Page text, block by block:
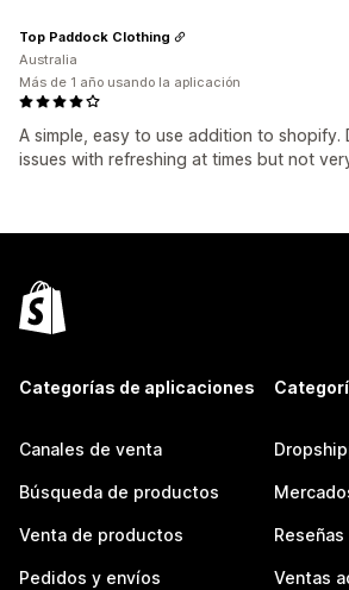
A simple, easy to use addition to shopify.
issues with refreshing at times but not
Top Paddock Clothing
Australia
Más de 1 año usando la aplicación
Categorías de aplicaciones
Canales de venta
Búsqueda de productos
Venta de productos
Pedidos y envíos
Ventas